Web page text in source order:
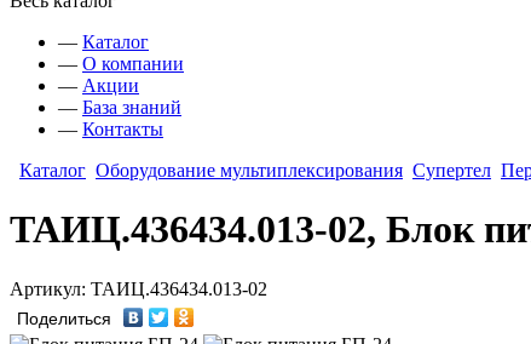
— Каталог
— О компании
— Акции
— База знаний
— Контакты
Каталог Оборудование мультиплексирования Супертел
ТАИЦ.436434.013-02, Блок
Артикул: ТАИЦ.436434.013-02
Поделиться